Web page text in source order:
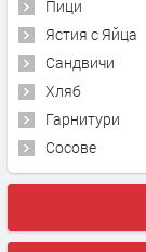
Пици
Ястия с Яйца
Сандвичи
Хляб
Гарнитури
Сосове